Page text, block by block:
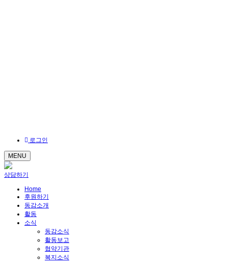
로그인
MENU
상담하기
Home
후원하기
동감소개
활동
소식
동감소식
활동보고
협약기관
복지소식